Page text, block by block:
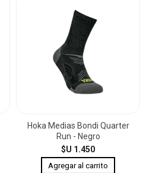
Hoka Medias Bondi Quarter
Run - Negro
$U 1.450